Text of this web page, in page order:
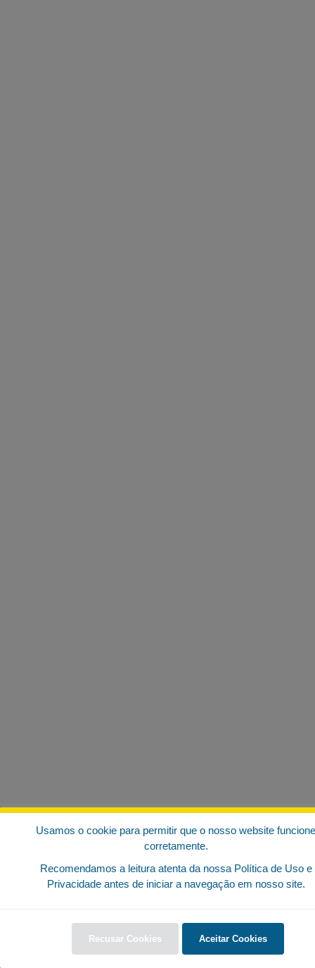
Usamos o cookie para permitir que o nosso website funcione
corretamente.
Recomendamos a leitura atenta da nossa Política de Uso e
Privacidade antes de iniciar a navegação em nosso site.
Recusar Cookies Aceitar Cookies